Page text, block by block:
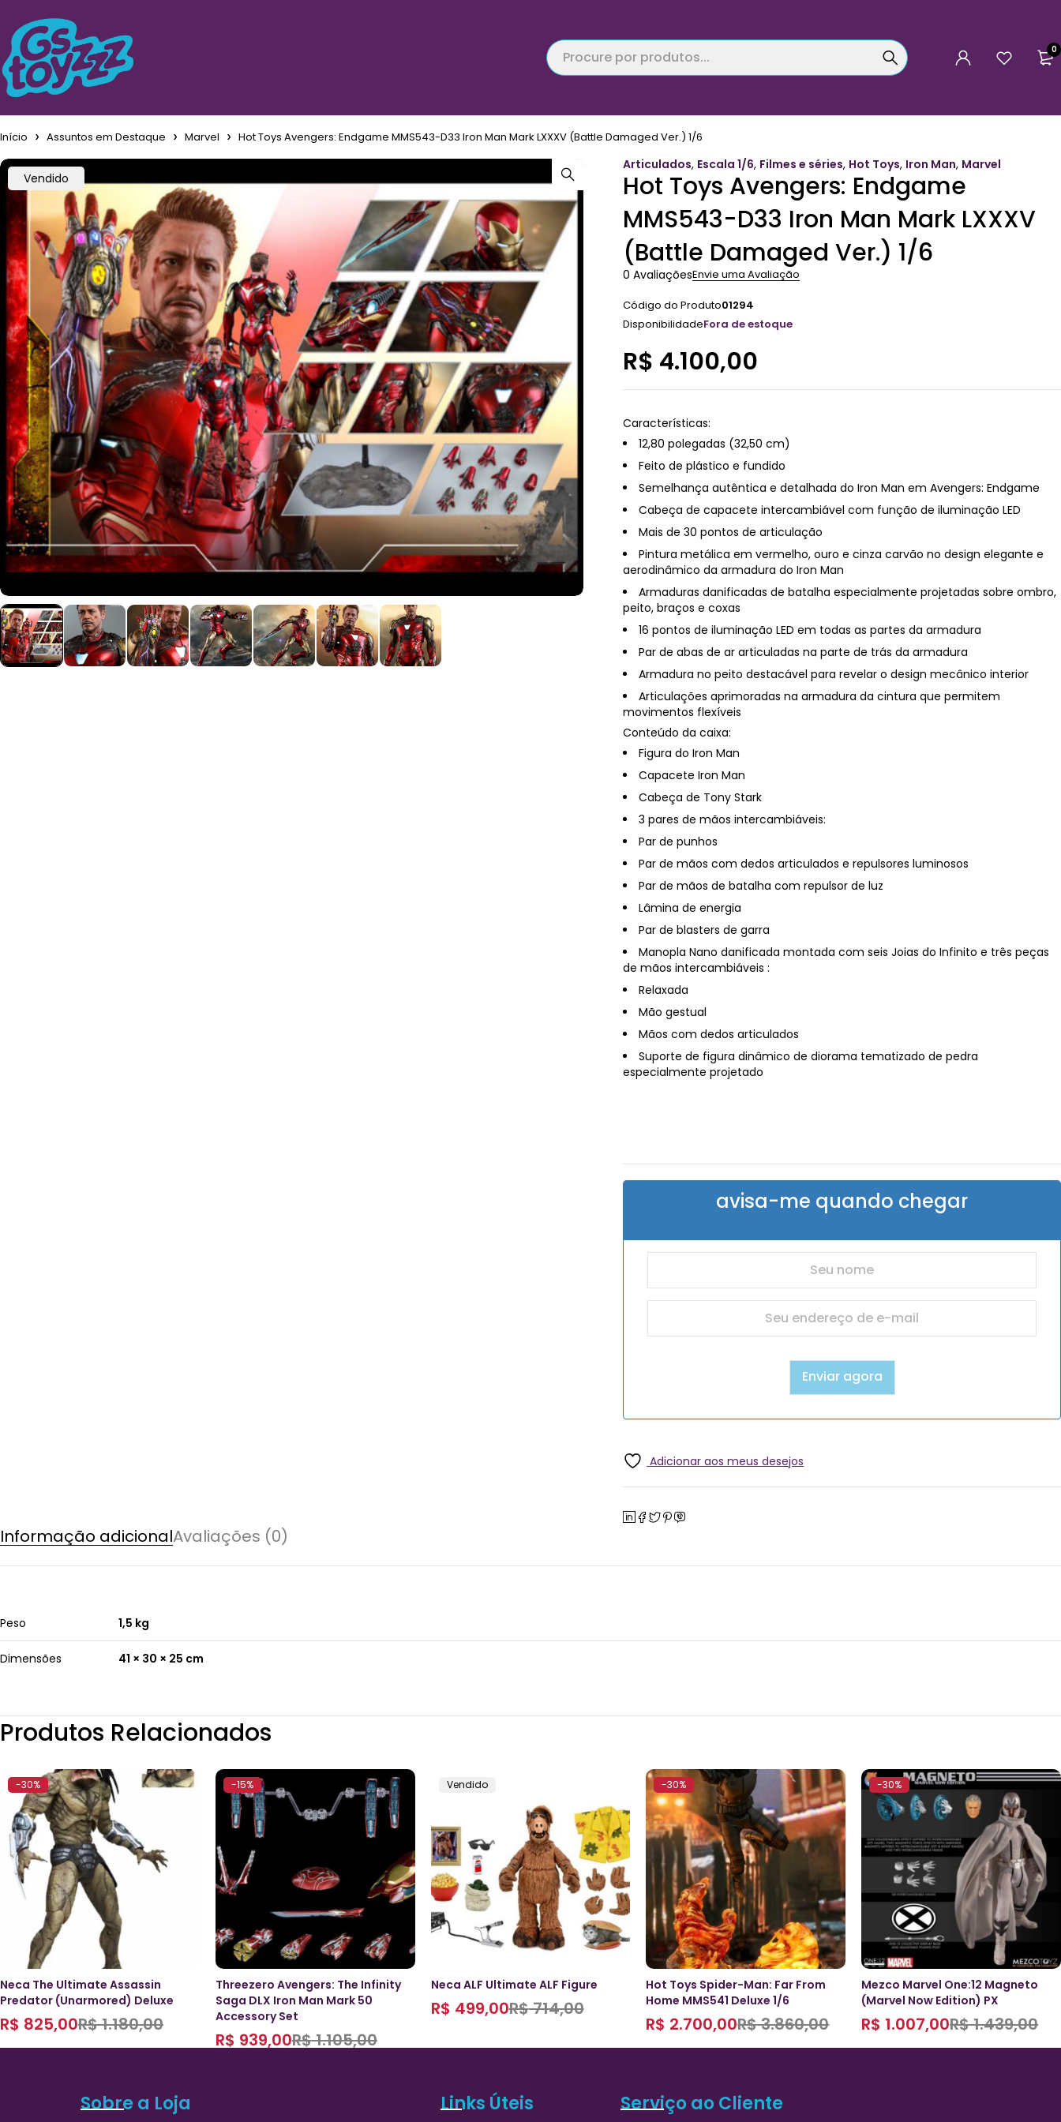
0
Início Assuntos em Destaque Marvel Hot Toys Avengers: Endgame MMS543-D33 Iron Man Mark LXXXV (Battle Damaged Ver.) 1/6
Vendido
Articulados, Escala 1/6, Filmes e séries, Hot Toys, Iron Man, Marvel
Hot Toys Avengers: Endgame
MMS543-D33 Iron Man Mark LXXXV
(Battle Damaged Ver.) 1/6
0 AvaliaçõesEnvie uma Avaliação
Código do Produto01294
DisponibilidadeFora de estoque
R$ 4.100,00
Características:
12,80 polegadas (32,50 cm)
Feito de plástico e fundido
Semelhança autêntica e detalhada do Iron Man em Avengers: Endgame
Cabeça de capacete intercambiável com função de iluminação LED
Mais de 30 pontos de articulação
Pintura metálica em vermelho, ouro e cinza carvão no design elegante e
aerodinâmico da armadura do Iron Man
Armaduras danificadas de batalha especialmente projetadas sobre ombro,
peito, braços e coxas
16 pontos de iluminação LED em todas as partes da armadura
Par de abas de ar articuladas na parte de trás da armadura
Armadura no peito destacável para revelar o design mecânico interior
Articulações aprimoradas na armadura da cintura que permitem
movimentos flexíveis
Conteúdo da caixa:
Figura do Iron Man
Capacete Iron Man
Cabeça de Tony Stark
3 pares de mãos intercambiáveis:
Par de punhos
Par de mãos com dedos articulados e repulsores luminosos
Par de mãos de batalha com repulsor de luz
Lâmina de energia
Par de blasters de garra
Manopla Nano danificada montada com seis Joias do Infinito e três peças
de mãos intercambiáveis :
Relaxada
Mão gestual
Mãos com dedos articulados
Suporte de figura dinâmico de diorama tematizado de pedra
especialmente projetado
avisa-me quando chegar
Adicionar aos meus desejos
Informação adicionalAvaliações (0)
Peso 1,5 kg
Dimensões 41 × 30 × 25 cm
Produtos Relacionados
-30%
Neca The Ultimate Assassin
Predator (Unarmored) Deluxe
R$1.180,00
R$ 825,00
-15%
Threezero Avengers: The Infinity
Saga DLX Iron Man Mark 50
Accessory Set
R$1.105,00
R$ 939,00
Vendido
Neca ALF Ultimate ALF Figure
R$714,00
R$ 499,00
-30%
Hot Toys Spider-Man: Far From
Home MMS541 Deluxe 1/6
R$3.860,00
R$ 2.700,00
-30%
Mezco Marvel One:12 Magneto
(Marvel Now Edition) PX
R$1.439,00
R$ 1.007,00
Sobre a Loja Links Úteis Serviço ao Cliente